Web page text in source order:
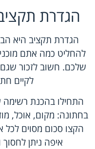
הגדרת
הגדרת תקציב היא
להחליט כמה אתם
שלכם. חשוב לזכור
לקיים
התחילו בהכנת
בחתונה: מקום, אוכל,
הקצו סכום מסוים לכל
איפה ניתן